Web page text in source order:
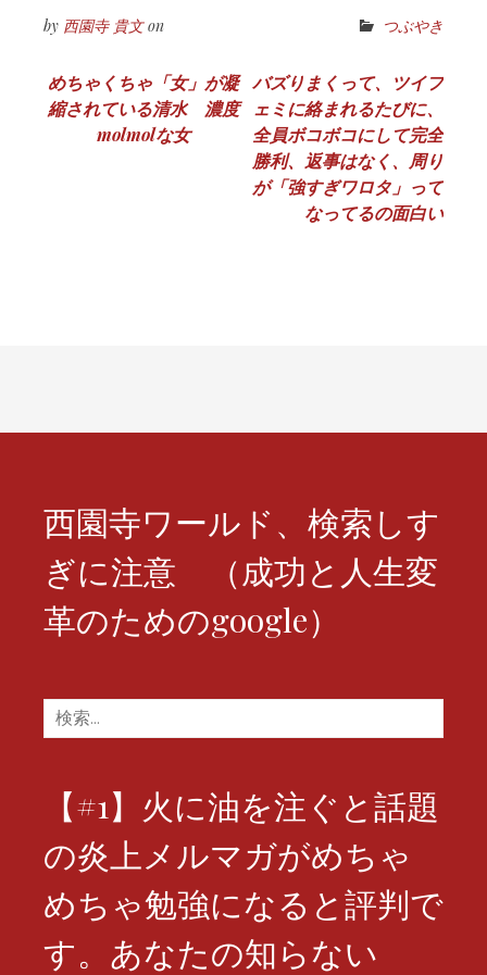
by 西園寺 貴文on つぶやき
投
稿
めちゃくちゃ「女」が凝
縮されている清水 濃度
molmolな女
バズりまくって、ツイフ
ェミに絡まれるたびに、
全員ボコボコにして完全
勝利、返事はなく、周り
が「強すぎワロタ」って
なってるの面白い
西園寺ワールド、検索しす
ぎに注意 （成功と人生変
革のためのgoogle）
検
索:
【#1】火に油を注ぐと話題
の炎上メルマガがめちゃ
めちゃ勉強になると評判で
す。あなたの知らない